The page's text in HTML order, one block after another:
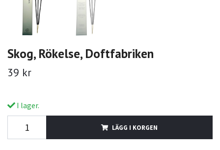
Skog, Rökelse, Doftfabriken
39 kr
I lager.
LÄGG I KORGEN